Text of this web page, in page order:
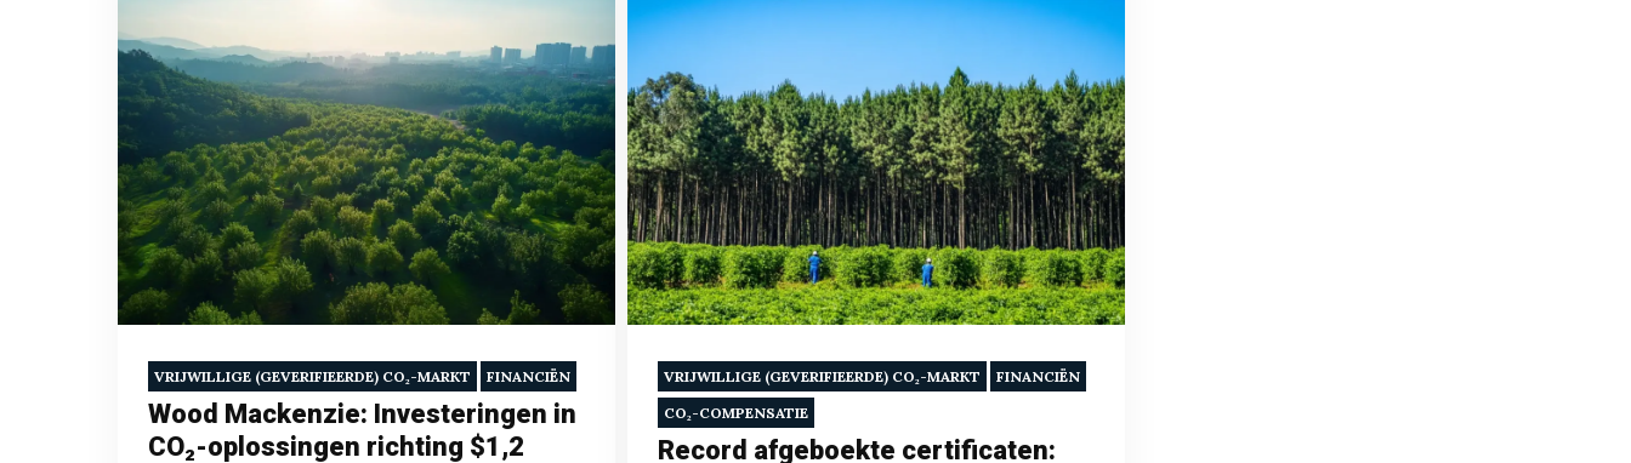
VRIJWILLIGE (GEVERIFIEERDE) CO₂-MARKT FINANCIËN
Wood Mackenzie: Investeringen in
CO₂-oplossingen richting $1,2
VRIJWILLIGE (GEVERIFIEERDE) CO₂-MARKT
FINANCIËN
CO₂-COMPENSATIE
Record afgeboekte certificaten: